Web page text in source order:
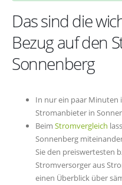
Das sind die
Bezug auf den
Sonnenberg
In nur ein paar Minuten
Stromanbieter in
Beim Stromvergleich
Sonnenberg
Sie den preiswertesten
Stromversorger aus
einen Überblick über